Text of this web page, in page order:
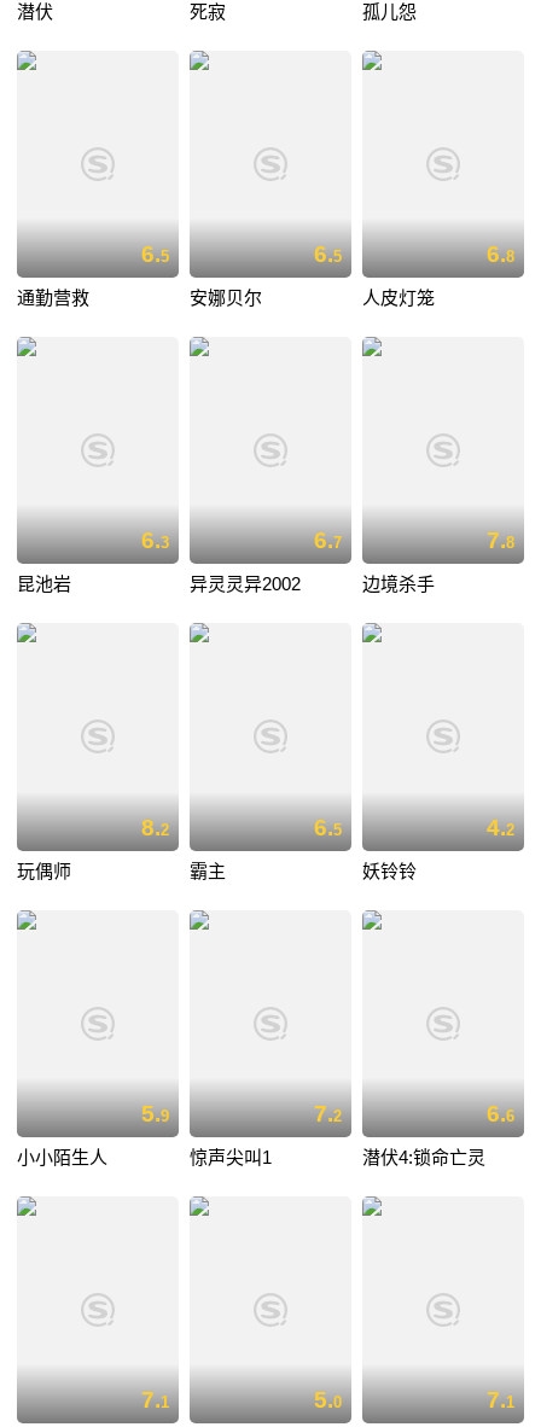
潜伏 死寂 孤儿怨
6.5
通勤营救
6.5
安娜贝尔
6.8
人皮灯笼
6.3
昆池岩
6.7
异灵灵异2002
7.8
边境杀手
8.2
玩偶师
6.5
霸主
4.2
妖铃铃
5.9
小小陌生人
7.2
惊声尖叫1
6.6
潜伏4:锁命亡灵
7.1 5.0 7.1